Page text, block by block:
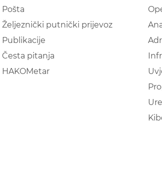
Pošta
Željeznički putnički prijevoz
Publikacije
Česta pitanja
HAKOMetar